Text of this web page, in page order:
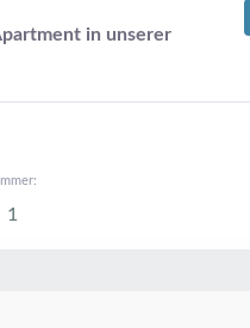
in unserer
1